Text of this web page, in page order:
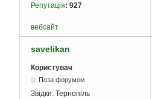
Репутація: 927
вебсайт
savelikan
Користувач
Поза форумом
Звідки: Тернопіль